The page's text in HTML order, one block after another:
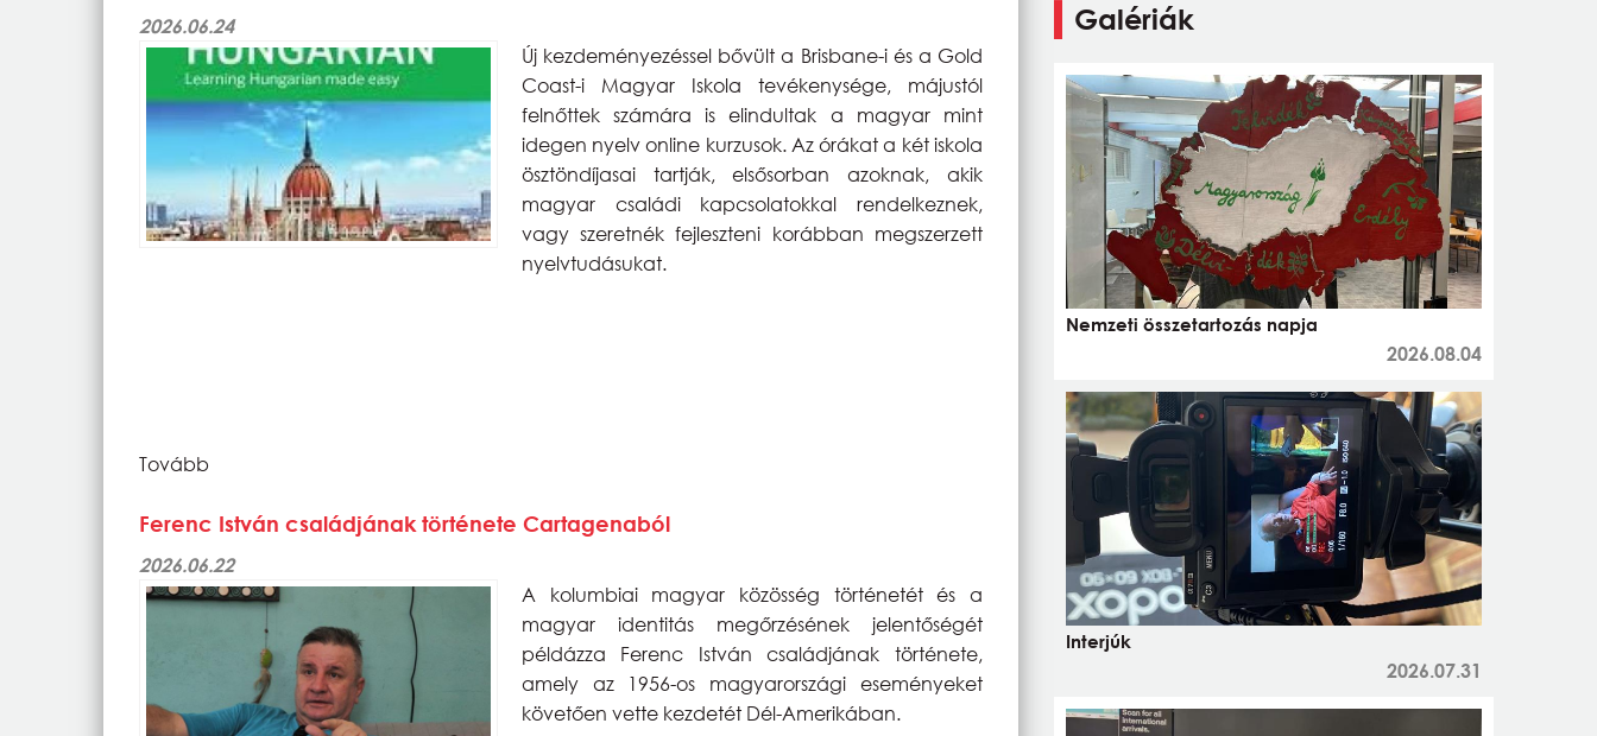
2026.06.24
Új kezdeményezéssel bővült a Brisbane-i és a Gold
Coast-i Magyar Iskola tevékenysége, májustól
felnőttek számára is elindultak a magyar mint
idegen nyelv online kurzusok. Az órákat a két iskola
ösztöndíjasai tartják, elsősorban azoknak, akik
magyar családi kapcsolatokkal rendelkeznek,
vagy szeretnék fejleszteni korábban megszerzett
nyelvtudásukat.
Tovább
Ferenc István családjának története Cartagenaból
2026.06.22
A kolumbiai magyar közösség történetét és a
magyar identitás megőrzésének jelentőségét
példázza Ferenc István családjának története,
amely az 1956-os magyarországi eseményeket
követően vette kezdetét Dél-Amerikában.
Galériák
Nemzeti összetartozás napja
2026.08.04
Interjúk
2026.07.31